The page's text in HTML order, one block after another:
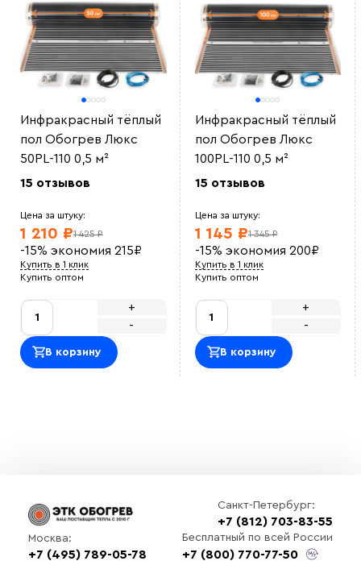
Инфракрасный тёплый
пол Обогрев Люкс
50PL-110 0,5 м²
15 отзывов
Цена за штуку:
1 425 ₽
1 210 ₽
-15% экономия 215₽
Купить в 1 клик
Купить оптом
-
+
В корзину
Инфракрасный тёплый
пол Обогрев Люкс
100PL-110 0,5 м²
15 отзывов
Цена за штуку:
1 345 ₽
1 145 ₽
-15% экономия 200₽
Купить в 1 клик
Купить оптом
-
+
В корзину
Санкт-Петербург:
+7 (812) 703-83-55
Москва:
+7 (495) 789-05-78
Бесплатный по всей России
+7 (800) 770-77-50